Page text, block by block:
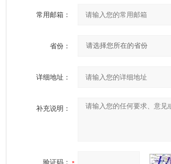
常用邮箱：
省份：
详细地址：
补充说明：
验证码：